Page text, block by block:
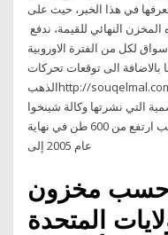
في هذا الخبر، حيث على
المخزن النهائي للقيمة، ندفع
تحركات الاسواق لكل من الفترة الاوروبية
بالاضافة الى توقعات تحركات
الذهبhttp://souqelmal.comلفتح حساب 31 تموز (يوليو) 2019
التي نشرتها وكالة شينخوا
أمس الثلاثاء، أن احتياطي الصين من الذهب ارتفع من 600 طن في نهاية
حسب مخزون
المتحدة